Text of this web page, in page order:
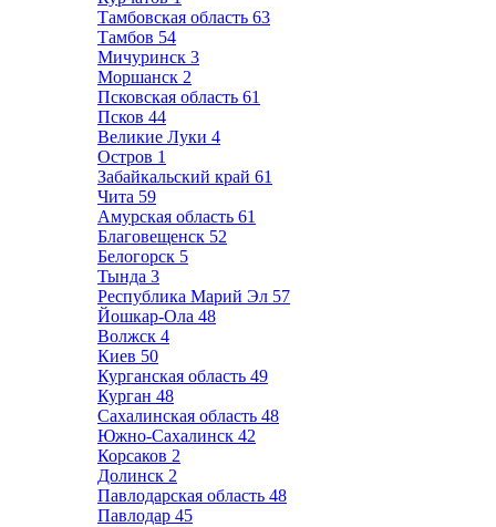
Тамбовская область 63
Тамбов 54
Мичуринск 3
Моршанск 2
Псковская область 61
Псков 44
Великие Луки 4
Остров 1
Забайкальский край 61
Чита 59
Амурская область 61
Благовещенск 52
Белогорск 5
Тында 3
Республика Марий Эл 57
Йошкар-Ола 48
Волжск 4
Киев 50
Курганская область 49
Курган 48
Сахалинская область 48
Южно-Сахалинск 42
Корсаков 2
Долинск 2
Павлодарская область 48
Павлодар 45